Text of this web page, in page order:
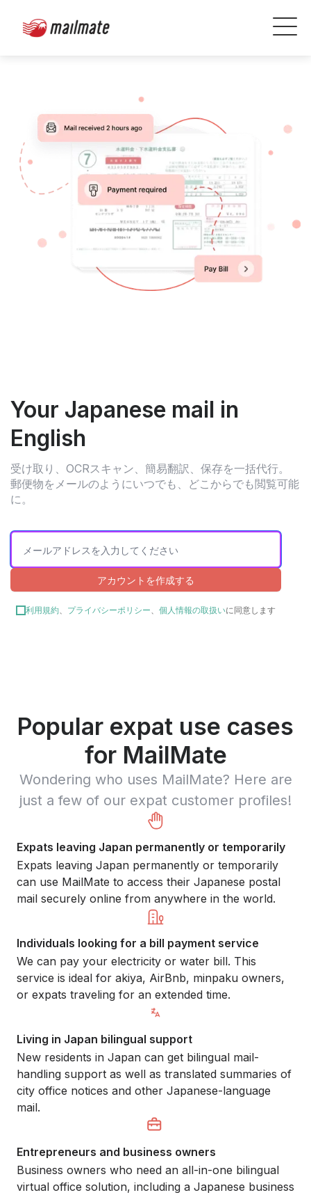
Your Japanese mail in
English
受け取り、OCRスキャン、簡易翻訳、保存を一括代行。
郵便物をメールのようにいつでも、どこからでも閲覧可能
に。
アカウントを作成する
利用規約、 プライバシーポリシー、 個人情報の取扱いに同意します
Popular expat use cases
for MailMate
Wondering who uses MailMate? Here are
just a few of our expat customer profiles!
Expats leaving Japan permanently or temporarily
Expats leaving Japan permanently or temporarily
can use MailMate to access their Japanese postal
mail securely online from anywhere in the world.
Individuals looking for a bill payment service
We can pay your electricity or water bill. This
service is ideal for akiya, AirBnb, minpaku owners,
or expats traveling for an extended time.
Living in Japan bilingual support
New residents in Japan can get bilingual mail-
handling support as well as translated summaries of
city office notices and other Japanese-language
mail.
Entrepreneurs and business owners
Business owners who need an all-in-one bilingual
virtual office solution, including a Japanese business